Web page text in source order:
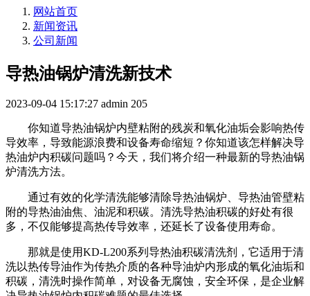
网站首页
新闻资讯
公司新闻
导热油锅炉清洗新技术
2023-09-04 15:17:27 admin 205
你知道导热油锅炉内壁粘附的残炭和氧化油垢会影响热传
导效率，导致能源浪费和设备寿命缩短？你知道该怎样解决导
热油炉内积碳问题吗？今天，我们将介绍一种最新的导热油锅
炉清洗方法。
通过有效的化学清洗能够清除导热油锅炉、导热油管壁粘
附的导热油油焦、油泥和积碳。清洗导热油积碳的好处有很
多，不仅能够提高热传导效率，还延长了设备使用寿命。
那就是使用KD-L200系列导热油积碳清洗剂，它适用于清
洗以热传导油作为传热介质的各种导油炉内形成的氧化油垢和
积碳，清洗时操作简单，对设备无腐蚀，安全环保，是企业解